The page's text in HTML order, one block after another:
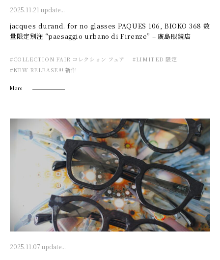
2025.11.21 update...
jacques durand. for no glasses PAQUES 106, BIOKO 368 数
量限定別注 “paesaggio urbano di Firenze” – 廣島眼鏡店
#COLLECTION FAIR コレクション フェア
#LIMITED 限定
#NEW RELEASE!!! 新作
More
2025.11.07 update...